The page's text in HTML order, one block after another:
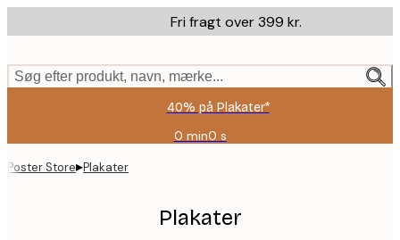
to
content.
Fri fragt over 399 kr.
Søg efter produkt, navn, mærke...
40% på Plakater*
0 min0 s
Gyldig
09
Poster Store▸Plakater
Plakater